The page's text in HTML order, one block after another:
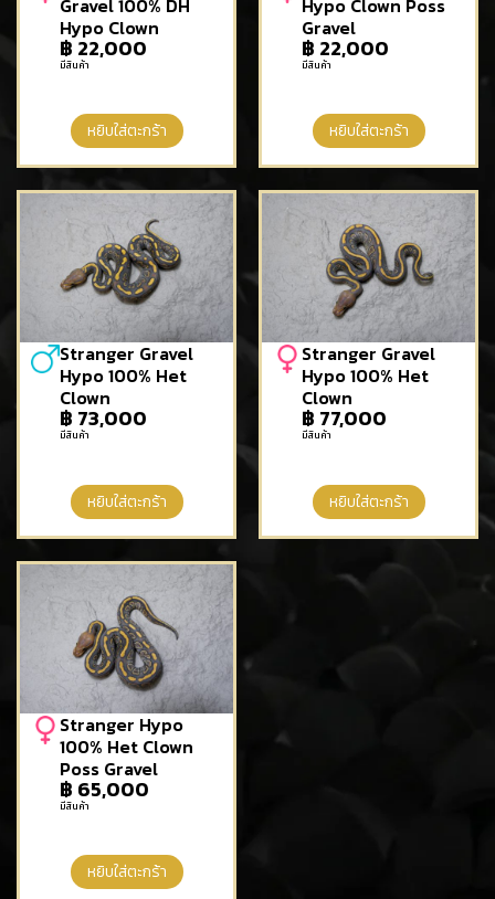
Hypo Clown
฿22,000
มีสินค้า
หยิบใส่ตะกร้า
Gravel
฿ 22,000
มีสินค้า
หยิบใส่ตะกร้า
Stranger Gravel
Hypo 100% Het
Clown
฿ 73,000
มีสินค้า
หยิบใส่ตะกร้า
Stranger Gravel
Hypo 100% Het
Clown
฿ 77,000
มีสินค้า
หยิบใส่ตะกร้า
Stranger Hypo
100% Het Clown
Poss Gravel
฿ 65,000
มีสินค้า
หยิบใส่ตะกร้า